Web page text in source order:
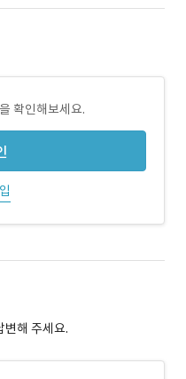
확인해보세요.
변해 주세요.